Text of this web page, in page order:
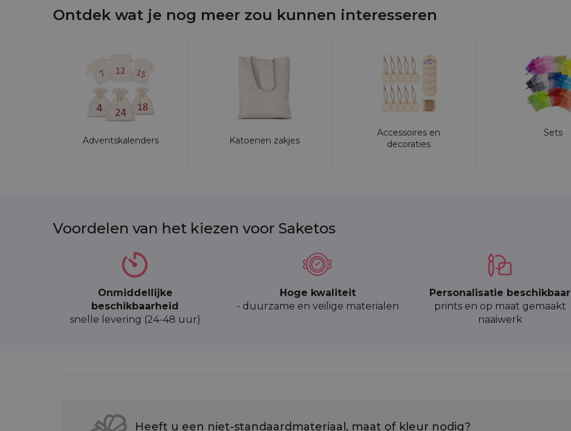
Ontdek wat je nog meer zou kunnen interesseren
Adventskalenders Katoenen zakjes
Accessoires en
decoraties
Sets
Voordelen van het kiezen voor Saketos
Onmiddellijke
beschikbaarheid
snelle levering (24-48 uur)
Hoge kwaliteit
- duurzame en veilige materialen
Personalisatie beschikbaar
prints en op maat gemaakt
naaiwerk
Heeft u een niet-standaardmateriaal, maat of kleur nodig?